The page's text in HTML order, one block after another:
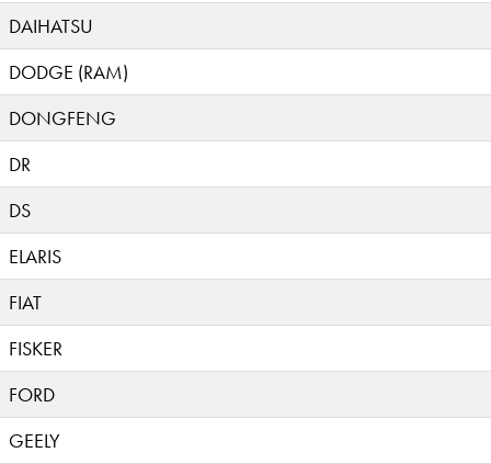
DAIHATSU
DODGE (RAM)
DONGFENG
DR
DS
ELARIS
FIAT
FISKER
FORD
GEELY